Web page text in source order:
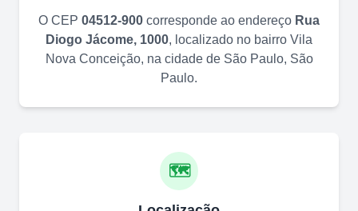
O CEP 04512-900 corresponde ao endereço Rua
Diogo Jácome, 1000, localizado no bairro Vila
Nova Conceição, na cidade de São Paulo, São
Paulo.
🗺️